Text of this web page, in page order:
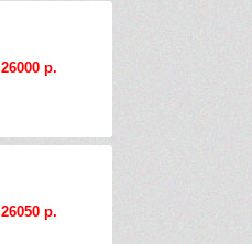
26000 р.
26050 р.